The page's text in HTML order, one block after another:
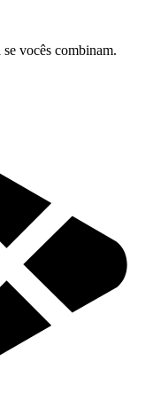
se vocês combinam.